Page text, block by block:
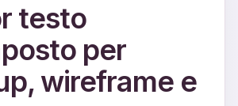
testo
per
wireframe e